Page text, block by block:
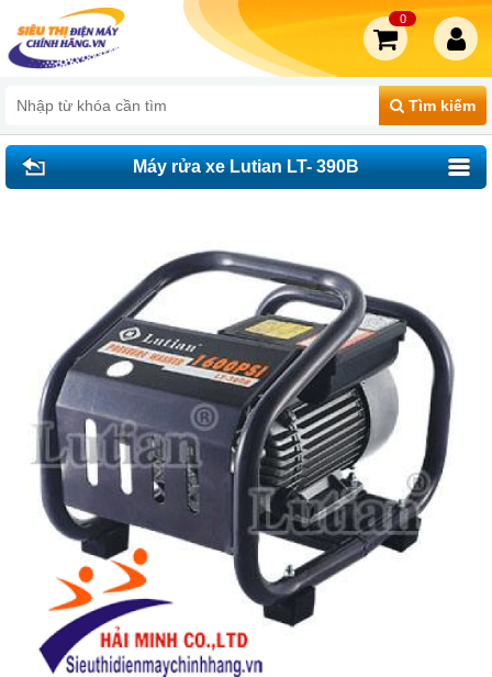
Tìm kiếm
0
Máy rửa xe Lutian LT- 390B